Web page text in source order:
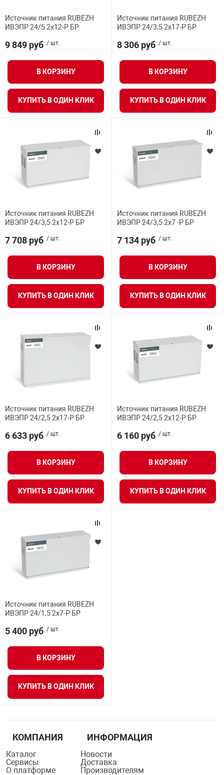
Пульты
Термошкафы
оборудование
оборудование
Товарные весы
Торговые весы
Фасовочные
оборудование
решения
безопасность
оборудование
управления
Турникеты
Шлагбаумы
Шлюзовые
Электронные
и аналитики
периметра
и экипировка
техника
информации
Оборудования
Огнетушители
Сигнально-
приборы
Средства
Стволы
Узлы
Установки
Шкафы
Оповещатели
Оповещатели
Приборы
Табло
Термошкафы
сети
Источник питания RUBEZH
ИВЭПР 24/5 2х12-Р БР
9 849 руб / шт.
В КОРЗИНУ
КУПИТЬ В ОДИН КЛИК
Источник питания RUBEZH
ИВЭПР 24/3,5 2х17-Р БР
8 306 руб / шт.
В КОРЗИНУ
КУПИТЬ В ОДИН КЛИК
Источник питания RUBEZH
ИВЭПР 24/3,5 2х12-Р БР
7 708 руб / шт.
В КОРЗИНУ
КУПИТЬ В ОДИН КЛИК
Источник питания RUBEZH
ИВЭПР 24/3,5 2х7 -Р БР
7 134 руб / шт.
В КОРЗИНУ
КУПИТЬ В ОДИН КЛИК
Источник питания RUBEZH
ИВЭПР 24/2,5 2х17-Р БР
6 633 руб / шт.
В КОРЗИНУ
КУПИТЬ В ОДИН КЛИК
Источник питания RUBEZH
ИВЭПР 24/2,5 2х12-Р БР
6 160 руб / шт.
В КОРЗИНУ
КУПИТЬ В ОДИН КЛИК
Источник питания RUBEZH
ИВЭПР 24/1,5 2х7-Р БР
5 400 руб / шт.
В КОРЗИНУ
КУПИТЬ В ОДИН КЛИК
КОМПАНИЯ
Каталог
Сервисы
О платформе
ИНФОРМАЦИЯ
Новости
Доставка
Производителям